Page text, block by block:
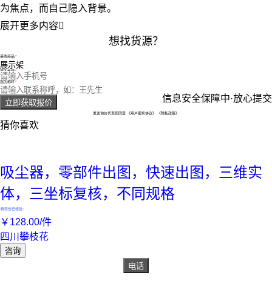
为焦点，而自己隐入背景。
展开更多内容
想找货源？
采购商品
您的电话
您的称呼
立即获取报价 信息安全保障中·放心提交
发送询价代表您同意 《用户服务协议》 《隐私政策》
猜你喜欢
吸尘器，零部件出图，快速出图，三维实
体，三坐标复核，不同规格
真实性已核验
￥ 128.00/件
四川攀枝花
咨询
电话